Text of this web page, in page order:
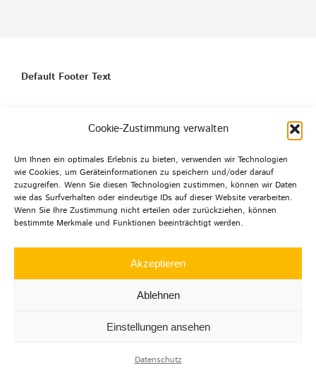
Cookie-Zustimmung verwalten
Um Ihnen ein optimales Erlebnis zu bieten, verwenden wir Technologien
wie Cookies, um Geräteinformationen zu speichern und/oder darauf
zuzugreifen. Wenn Sie diesen Technologien zustimmen, können wir Daten
wie das Surfverhalten oder eindeutige IDs auf dieser Website verarbeiten.
Wenn Sie Ihre Zustimmung nicht erteilen oder zurückziehen, können
bestimmte Merkmale und Funktionen beeinträchtigt werden.
Akzeptieren
Ablehnen
Einstellungen ansehen
Datenschutz
Default Footer Text
Rechte
vorbehalten |Datenschutz|Impressum|